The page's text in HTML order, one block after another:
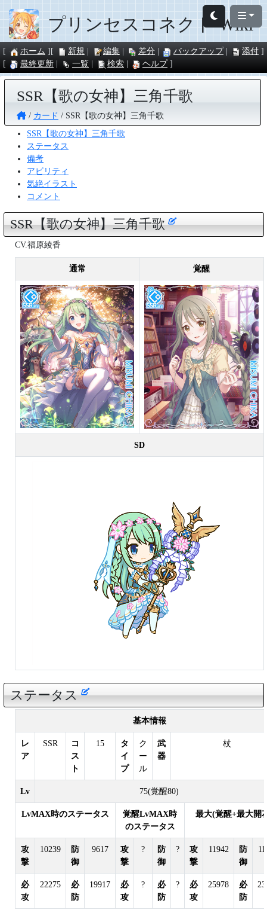
プリンセスコネクト Wiki
ホーム 新規 編集 差分 バックアップ
添付
最終更新
一覧 検索 ヘルプ
SSR【歌の女神】三角千歌
カード
SSR【歌の女神】三角千歌
SSR【歌の女神】三角千歌
ステータス
備考
アビリティ
気絶イラスト
コメント
SSR【歌の女神】三角千歌
CV.福原綾香
通常 覚醒
SD
ステータス
基本情報
レ
ア
SSR
コ
ス
ト
15
タ
イ
プ
ク
ー
ル
武
器
杖
Lv 75(覚醒80)
LvMAX時のステータス
覚醒LvMAX時
のステータス
最大(覚醒+最大開
攻
撃
10239
防
御
9617
攻
撃
?
防
御
?
攻
撃
11942
防
御
必
攻
22275
必
防
19917
必
攻
?
必
防
?
必
攻
25978
必
防